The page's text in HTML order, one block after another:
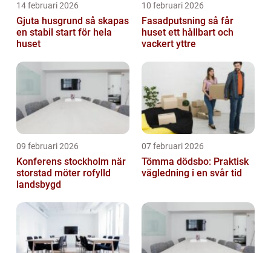
14 februari 2026
Gjuta husgrund så skapas
en stabil start för hela
huset
10 februari 2026
Fasadputsning så får
huset ett hållbart och
vackert yttre
09 februari 2026
Konferens stockholm när
storstad möter rofylld
landsbygd
07 februari 2026
Tömma dödsbo: Praktisk
vägledning i en svår tid